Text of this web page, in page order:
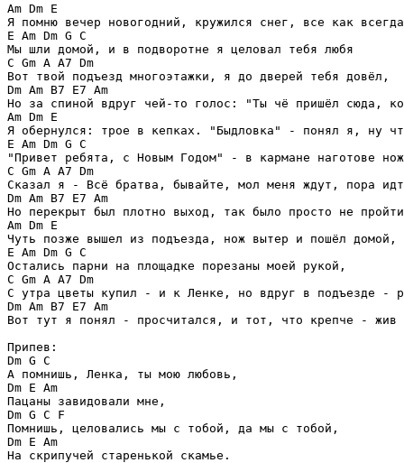
Am Dm E
Я помню вечер новогодний, кружился снег, все как
E Am Dm G C
Мы шли домой, и в подворотне я целовал тебя любя
C Gm A A7 Dm
Вот твой подъезд многоэтажки, я до дверей тебя довёл,
Dm Am B7 E7 Am
Но за спиной вдруг чей-то голос: "Ты чё пришёл сюда,
Am Dm E
Я обернулся: трое в кепках. "Быдловка" - понял я, ну
E Am Dm G C
"Привет ребята, с Новым Годом" - в кармане наготове
C Gm A A7 Dm
Сказал я - Всё братва, бывайте, мол меня ждут, пора
Dm Am B7 E7 Am
Но перекрыт был плотно выход, так было просто не
Am Dm E
Чуть позже вышел из подъезда, нож вытер и пошёл домой,
E Am Dm G C
Остались парни на площадке порезаны моей рукой,
C Gm A A7 Dm
С утра цветы купил - и к Ленке, но вдруг в подъезде -
Dm Am B7 E7 Am
Вот тут я понял - просчитался, и тот, что крепче - жив
Припев:
Dm G C
А помнишь, Ленка, ты мою любовь,
Dm E Am
Пацаны завидовали мне,
Dm G C F
Помнишь, целовались мы с тобой, да мы с тобой,
Dm E Am
На скрипучей старенькой скамье.